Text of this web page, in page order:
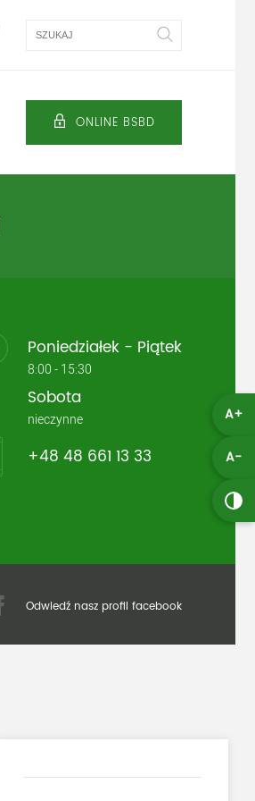
A+
A-
Szukaj
ONLINE BSBD
Poniedziałek - Piątek
8:00 - 15:30
Sobota
nieczynne
+48 48 661 13 33
Odwiedź nasz profil facebook